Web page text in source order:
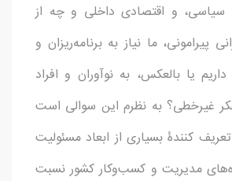
سیاسی، و اقتصادی داخلی و چه از
پیرامونی، ما نیاز به برنامه‌ریزان و
یا بالعکس، به نوآوران و افراد
غیرخطی؟ به نظرم این سوالی است
کنندۀ بسیاری از ابعاد مسئولیت
مدیریت و کسب‌وکار کشور نسبت